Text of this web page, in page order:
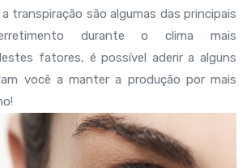
transpiração são algumas das principais
durante o clima mais
fatores, é possível aderir a alguns
você a manter a produção por mais